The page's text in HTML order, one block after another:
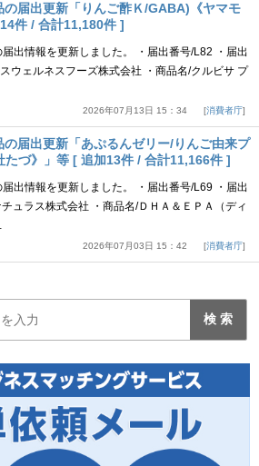
届出更新「りんご酢Ｋ/GABA)《ヤマモ
件 / 合計11,180件 ]
出情報を更新しました。 ・届出番号/L82 ・届出
ウェルネスフーズ株式会社 ・商品名/クルビサ プ
2026年07月13日 15：34 消費者庁
届出更新「あぷるんゼリー/りんご由来プ
たづ》」等 [ 追加13件 / 合計11,166件 ]
出情報を更新しました。 ・届出番号/L69 ・届出
ュラス株式会社 ・商品名/ＤＨＡ＆ＥＰＡ（ディ
2026年07月03日 15：42 消費者庁